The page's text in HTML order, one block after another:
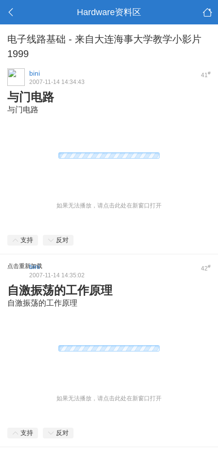
Hardware资料区
电子线路基础 - 来自大连海事大学教学小影片
1999
41#
bini
2007-11-14 14:34:43
与门电路
与门电路
如果无法播放，请点击此处在新窗口打开
支持 反对
点击重新加载 42#
bini
2007-11-14 14:35:02
自激振荡的工作原理
自激振荡的工作原理
如果无法播放，请点击此处在新窗口打开
支持 反对